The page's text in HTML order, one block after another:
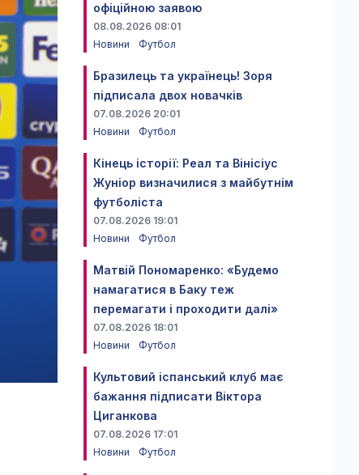
офіційною заявою
08.08.2026 08:01
Новини
Футбол
Бразилець та українець! Зоря
підписала двох новачків
07.08.2026 20:01
Новини
Футбол
Кінець історії: Реал та Вінісіус
Жуніор визначилися з майбутнім
футболіста
07.08.2026 19:01
Новини
Футбол
Матвій Пономаренко: «Будемо
намагатися в Баку теж
перемагати і проходити далі»
07.08.2026 18:01
Новини
Футбол
Культовий іспанський клуб має
бажання підписати Віктора
Циганкова
07.08.2026 17:01
Новини
Футбол